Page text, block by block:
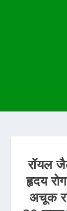
रॉयल
हृदय
अचूक